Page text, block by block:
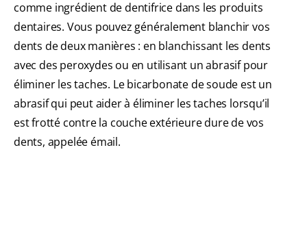
comme ingrédient de dentifrice dans les produits
dentaires. Vous pouvez généralement blanchir vos
dents de deux manières : en blanchissant les dents
avec des peroxydes ou en utilisant un abrasif pour
éliminer les taches. Le bicarbonate de soude est un
abrasif qui peut aider à éliminer les taches lorsqu’il
est frotté contre la couche extérieure dure de vos
dents, appelée émail.